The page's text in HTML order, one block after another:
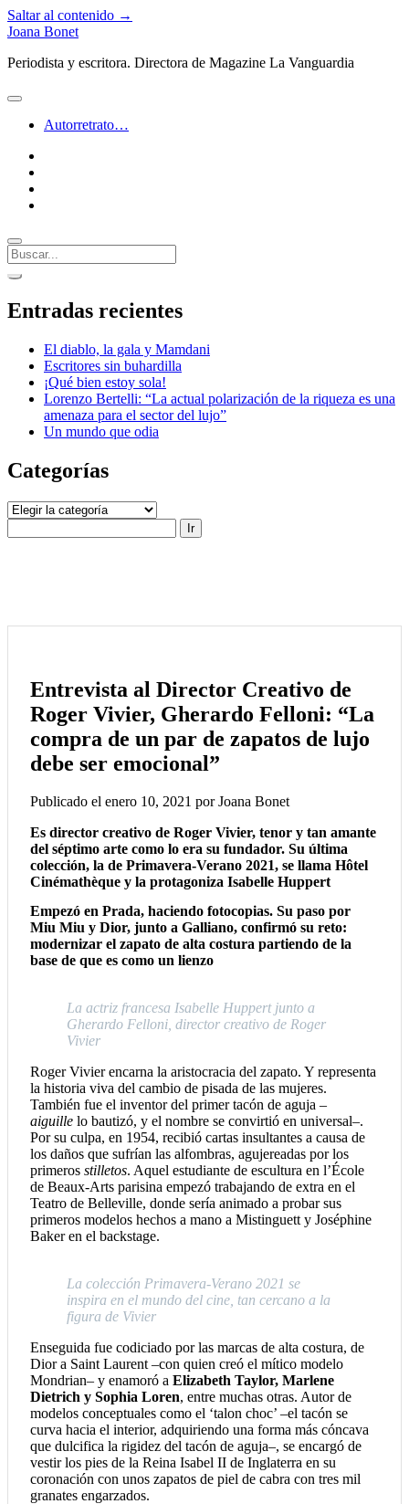
Saltar al contenido →
Joana Bonet
Periodista y escritora. Directora de Magazine La Vanguardia
abrir
Autorretrato…
Buscar
Barra
lateral
abrir
lateral
Entradas recientes
El diablo, la gala y Mamdani
Escritores sin buhardilla
¡Qué bien estoy sola!
Lorenzo Bertelli: “La actual polarización de la riqueza es una
amenaza para el sector del lujo”
Un mundo que odia
Categorías
Categorías
Entrevista al Director Creativo de
Roger Vivier, Gherardo Felloni: “La
compra de un par de zapatos de lujo
debe ser emocional”
Publicado el enero 10, 2021 por Joana Bonet
Es director creativo de Roger Vivier, tenor y tan amante
del séptimo arte como lo era su fundador. Su última
colección, la de Primavera-Verano 2021, se llama Hôtel
Cinémathèque y la protagoniza Isabelle Huppert
Empezó en Prada, haciendo fotocopias. Su paso por
Miu Miu y Dior, junto a Galliano, confirmó su reto:
modernizar el zapato de alta costura partiendo de la
base de que es como un lienzo
La actriz francesa Isabelle Huppert junto a
Gherardo Felloni, director creativo de Roger
Vivier
Roger Vivier encarna la aristocracia del zapato. Y representa
la historia viva del cambio de pisada de las mujeres.
También fue el inventor del primer tacón de aguja –
aiguille lo bautizó, y el nombre se convirtió en universal–.
Por su culpa, en 1954, recibió cartas insultantes a causa de
los daños que sufrían las alfombras, agujereadas por los
primeros stilletos. Aquel estudiante de escultura en l’École
de Beaux-Arts parisina empezó trabajando de extra en el
Teatro de Belleville, donde sería animado a probar sus
primeros modelos hechos a mano a Mistinguett y Joséphine
Baker en el backstage.
La colección Primavera-Verano 2021 se
inspira en el mundo del cine, tan cercano a la
figura de Vivier
Enseguida fue codiciado por las marcas de alta costura, de
Dior a Saint Laurent –con quien creó el mítico modelo
Mondrian– y enamoró a Elizabeth Taylor, Marlene
Dietrich y Sophia Loren, entre muchas otras. Autor de
modelos conceptuales como el ‘talon choc’ –el tacón se
curva hacia el interior, adquiriendo una forma más cóncava
que dulcifica la rigidez del tacón de aguja–, se encargó de
vestir los pies de la Reina Isabel II de Inglaterra en su
coronación con unos zapatos de piel de cabra con tres mil
granates engarzados.